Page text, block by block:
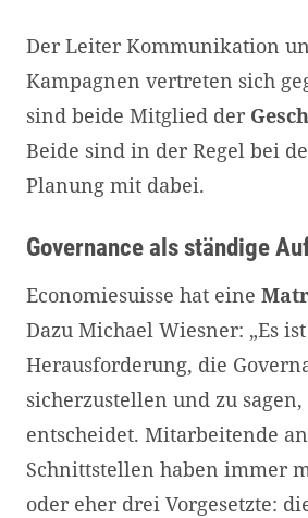
Der Leiter Kommunikation
Kampagnen vertreten sich
sind beide Mitglied der
Beide sind in der Regel bei
Planung mit dabei.
Governance als ständige
Economiesuisse hat eine
Dazu Michael Wiesner: „Es
Herausforderung, die
sicherzustellen und zu
entscheidet. Mitarbeitende
Schnittstellen haben immer
oder eher drei Vorgesetzte: